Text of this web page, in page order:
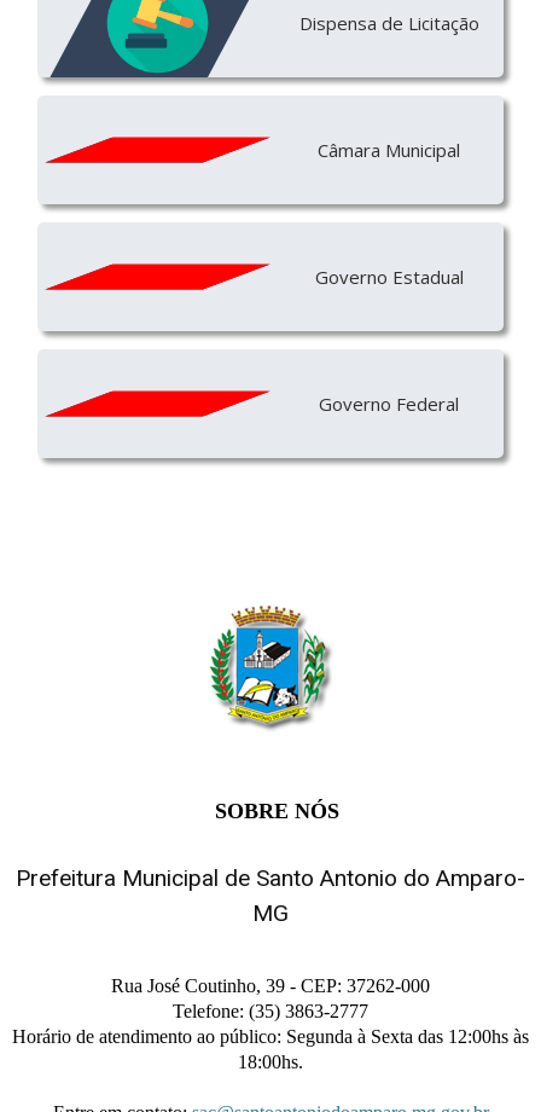
Dispensa de Licitação
Câmara Municipal
Governo Estadual
Governo Federal
SOBRE NÓS
Prefeitura Municipal de Santo Antonio do Amparo-
MG
Rua José Coutinho, 39 - CEP: 37262-000
Telefone: (35) 3863-2777
Horário de atendimento ao público: Segunda à Sexta das 12:00hs às
18:00hs.